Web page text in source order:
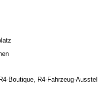
Boutique, R4-Fahrzeug-